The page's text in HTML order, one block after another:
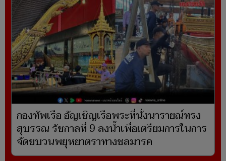
กองทัพเรือ อัญเชิญเรือพระที่นั่งนารายณ์ทรง
สุบรรณ รัชกาลที่ 9 ลงน้ำเพื่อเตรียมการในการ
จัดขบวนพยุหยาตราทางชลมารค